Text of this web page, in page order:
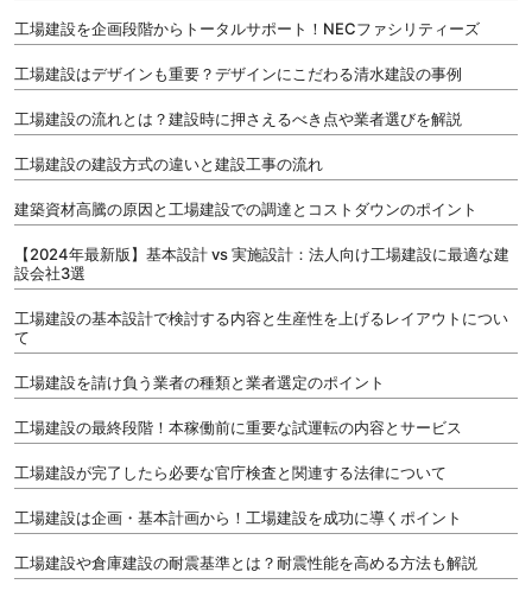
工場建設を企画段階からトータルサポート！NECファシリティーズ
工場建設はデザインも重要？デザインにこだわる清水建設の事例
工場建設の流れとは？建設時に押さえるべき点や業者選びを解説
工場建設の建設方式の違いと建設工事の流れ
建築資材高騰の原因と工場建設での調達とコストダウンのポイント
【2024年最新版】基本設計 vs 実施設計：法人向け工場建設に最適な建
設会社3選
工場建設の基本設計で検討する内容と生産性を上げるレイアウトについ
て
工場建設を請け負う業者の種類と業者選定のポイント
工場建設の最終段階！本稼働前に重要な試運転の内容とサービス
工場建設が完了したら必要な官庁検査と関連する法律について
工場建設は企画・基本計画から！工場建設を成功に導くポイント
工場建設や倉庫建設の耐震基準とは？耐震性能を高める方法も解説